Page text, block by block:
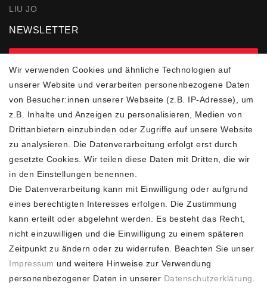
LIU JO
NEWSLETTER
FOLGEN SIE UNS
ZAHLUNGSARTEN
SCHNELLER UND
KOSTENLOSER
FASHION HOUSE
Hotline: +49
(0)15223993771 (Mo. bis
Wir verwenden Cookies und ähnliche Technologien auf
unserer Website und verarbeiten personenbezogene Daten
von Besucher:innen unserer Webseite (z.B. IP-Adresse), um
z.B. Inhalte und Anzeigen zu personalisieren, Medien von
Drittanbietern einzubinden oder Zugriffe auf unsere Website
zu analysieren. Die Datenverarbeitung erfolgt erst durch
gesetzte Cookies. Wir teilen diese Daten mit Dritten, die wir
in den Einstellungen benennen.
Die Datenverarbeitung kann mit Einwilligung oder aufgrund
eines berechtigten Interesses erfolgen. Die Zustimmung
kann erteilt oder abgelehnt werden. Es besteht das Recht,
nicht einzuwilligen und die Einwilligung zu einem späteren
Zeitpunkt zu ändern oder zu widerrufen. Beachten Sie unser
Impressum und weitere Hinweise zur Verwendung
personenbezogener Daten in unserer Daten­schutz­erklärung